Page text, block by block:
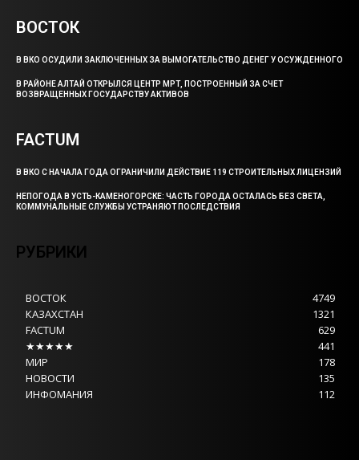
ВОСТОК
В ВКО ОСУДИЛИ ЗАКЛЮЧЕННЫХ ЗА ВЫМОГАТЕЛЬСТВО ДЕНЕГ У ОСУЖДЕННОГО
В РАЙОНЕ АЛТАЙ ОТКРЫЛСЯ ЦЕНТР МРТ, ПОСТРОЕННЫЙ ЗА СЧЕТ
ВОЗВРАЩЕННЫХ ГОСУДАРСТВУ АКТИВОВ
FACTUM
В ВКО С НАЧАЛА ГОДА ОГРАНИЧИЛИ ДЕЙСТВИЕ 119 СТРОИТЕЛЬНЫХ ЛИЦЕНЗИЙ
НЕПОГОДА В УСТЬ-КАМЕНОГОРСКЕ: ЧАСТЬ ГОРОДА ОСТАЛАСЬ БЕЗ СВЕТА,
КОММУНАЛЬНЫЕ СЛУЖБЫ УСТРАНЯЮТ ПОСЛЕДСТВИЯ
РУБРИКИ
ВОСТОК
4749
КАЗАХСТАН
1321
FACTUM
629
★★★★★
441
МИР
178
НОВОСТИ
135
ИНФОМАНИЯ
112